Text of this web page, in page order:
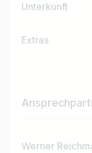
Unterkunft
Extras
Werner